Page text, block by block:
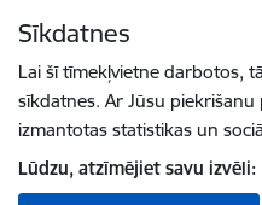
Sīkdatnes
Lai šī tīmekļvietne darbotos,
sīkdatnes. Ar Jūsu
izmantotas statistikas un
Lūdzu, atzīmējiet savu izvēli: